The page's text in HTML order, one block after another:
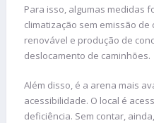
Para isso, algumas medidas
climatização sem emissão de
renovável e produção de
deslocamento de caminhões.
Além disso, é a arena mais
acessibilidade. O local é
deficiência. Sem contar,